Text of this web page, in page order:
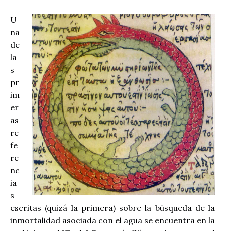
U
na
de
la
s
pr
im
er
as
re
fe
re
nc
ia
s
escritas (quizá la primera) sobre la búsqueda de la
inmortalidad asociada con el agua se encuentra en la